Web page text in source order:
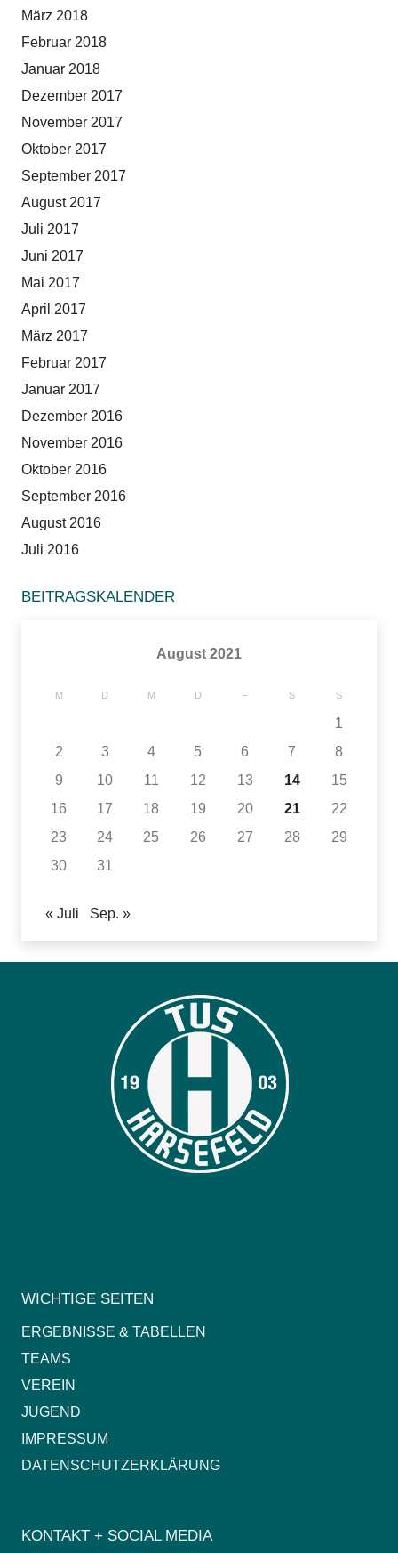
März 2018
Februar 2018
Januar 2018
Dezember 2017
November 2017
Oktober 2017
September 2017
August 2017
Juli 2017
Juni 2017
Mai 2017
April 2017
März 2017
Februar 2017
Januar 2017
Dezember 2016
November 2016
Oktober 2016
September 2016
August 2016
Juli 2016
BEITRAGSKALENDER
August 2021
M D M D F S S
1
2
3 4 5 6 7
8
9
10 11 12 13 14
15
16
17 18 19 20 21
22
23
24 25 26 27 28
29
30
31
« Juli Sep. »
WICHTIGE SEITEN
ERGEBNISSE & TABELLEN
TEAMS
VEREIN
JUGEND
IMPRESSUM
DATENSCHUTZERKLÄRUNG
KONTAKT + SOCIAL MEDIA